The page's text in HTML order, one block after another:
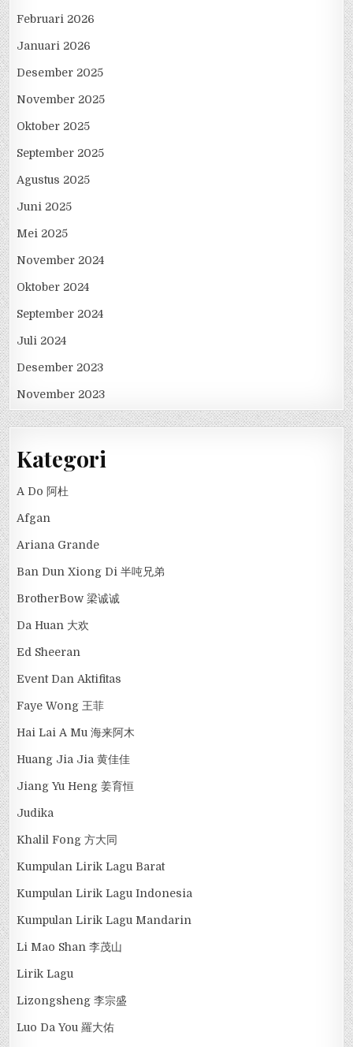
Februari 2026
Januari 2026
Desember 2025
November 2025
Oktober 2025
September 2025
Agustus 2025
Juni 2025
Mei 2025
November 2024
Oktober 2024
September 2024
Juli 2024
Desember 2023
November 2023
Kategori
A Do 阿杜
Afgan
Ariana Grande
Ban Dun Xiong Di 半吨兄弟
BrotherBow 梁诚诚
Da Huan 大欢
Ed Sheeran
Event Dan Aktifitas
Faye Wong 王菲
Hai Lai A Mu 海来阿木
Huang Jia Jia 黄佳佳
Jiang Yu Heng 姜育恒
Judika
Khalil Fong 方大同
Kumpulan Lirik Lagu Barat
Kumpulan Lirik Lagu Indonesia
Kumpulan Lirik Lagu Mandarin
Li Mao Shan 李茂山
Lirik Lagu
Lizongsheng 李宗盛
Luo Da You 羅大佑